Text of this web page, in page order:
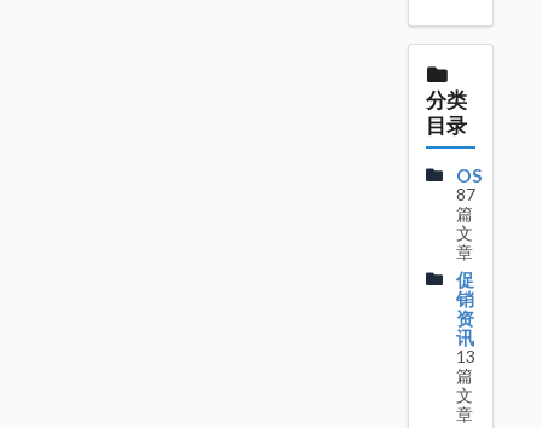
分类
目录
OS
87
篇
文
章
促
销
资
讯
13
篇
文
章